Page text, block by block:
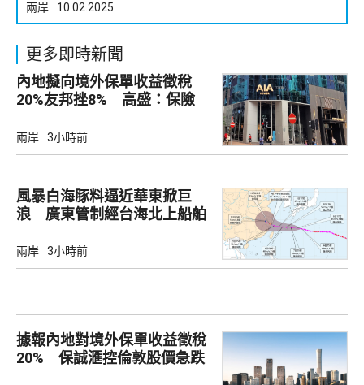
兩岸 10.02.2025
更多即時新聞
內地擬向境外保單收益徵稅
20%友邦挫8% 高盛：保險
兩岸 3小時前
風暴白海豚料逼近華東掀巨
浪 廣東管制經台海北上船舶
兩岸 3小時前
據報內地對境外保單收益徵稅
20% 保誠滙控倫敦股價急跌